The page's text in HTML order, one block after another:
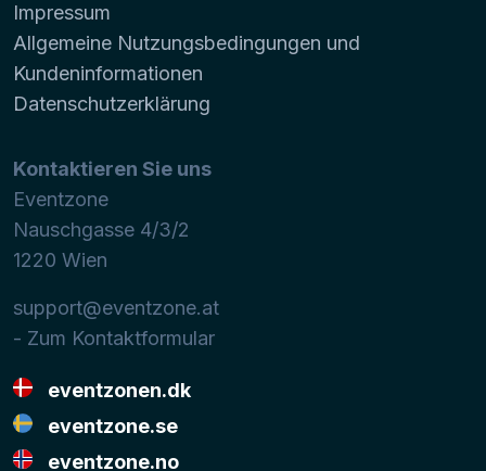
Impressum
Allgemeine Nutzungsbedingungen und
Kundeninformationen
Datenschutzerklärung
Kontaktieren Sie uns
Eventzone
Nauschgasse 4/3/2
1220 Wien
support@eventzone.at
- Zum Kontaktformular
eventzonen.dk
eventzone.se
eventzone.no